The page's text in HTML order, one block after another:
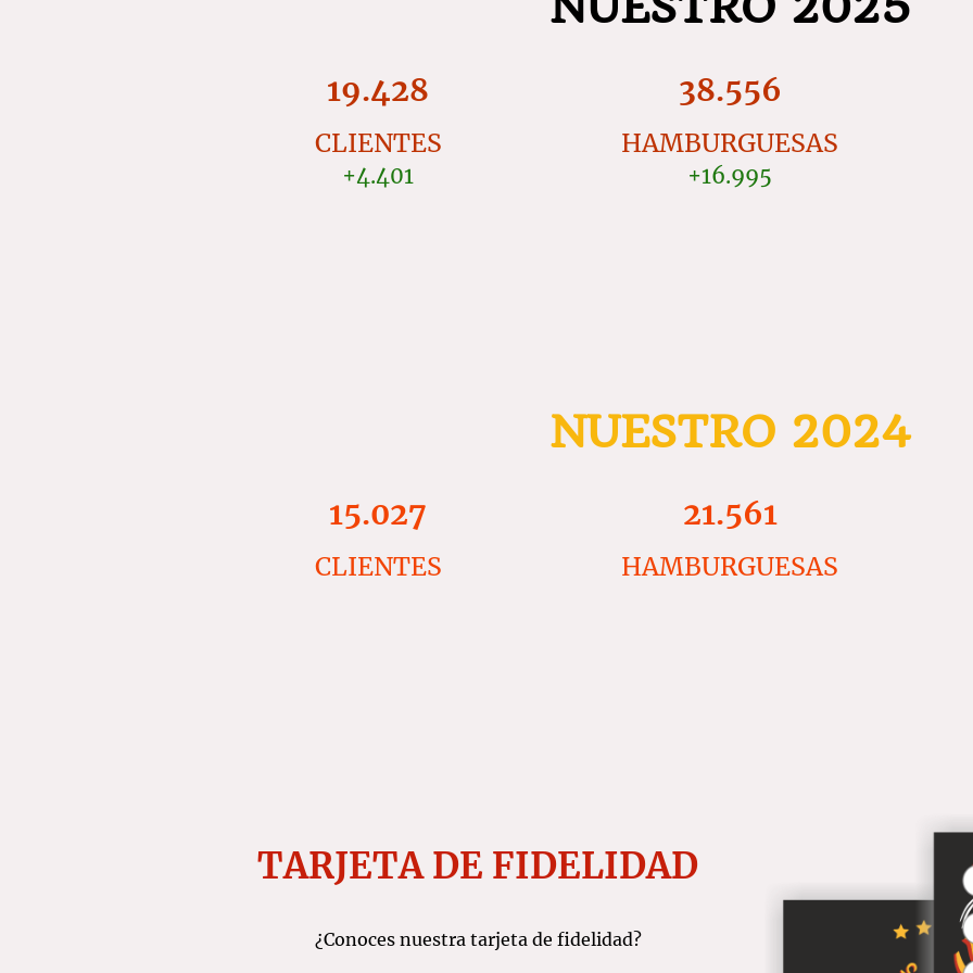
19.428
CLIENTES
+4.401
38.556
HAMBURGUESAS
+16.995
NUESTRO 2024
15.027
CLIENTES
21.561
HAMBURGUESAS
TARJETA DE FIDELIDAD
¿Conoces nuestra tarjeta de fidelidad?